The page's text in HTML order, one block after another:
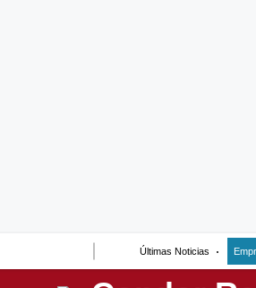
Últimas Noticias